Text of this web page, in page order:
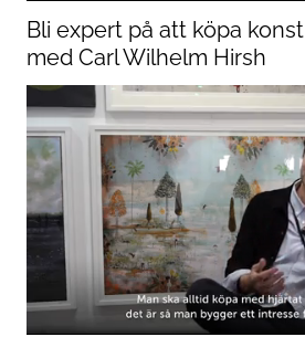
Bli expert på att köpa konst
med Carl Wilhelm Hirsh